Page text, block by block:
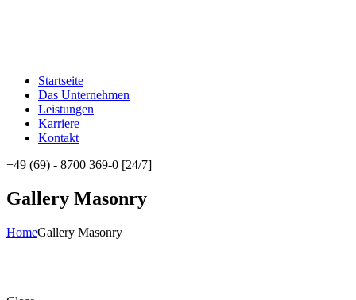
Startseite
Das Unternehmen
Leistungen
Karriere
Kontakt
+49 (69) - 8700 369-0 [24/7]
Gallery Masonry
HomeGallery Masonry